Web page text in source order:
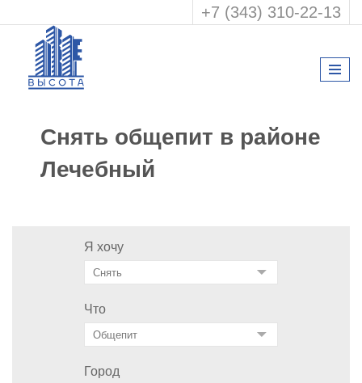
+7 (343) 310-22-13
Снять общепит в районе
Лечебный
Я хочу
Что
Город